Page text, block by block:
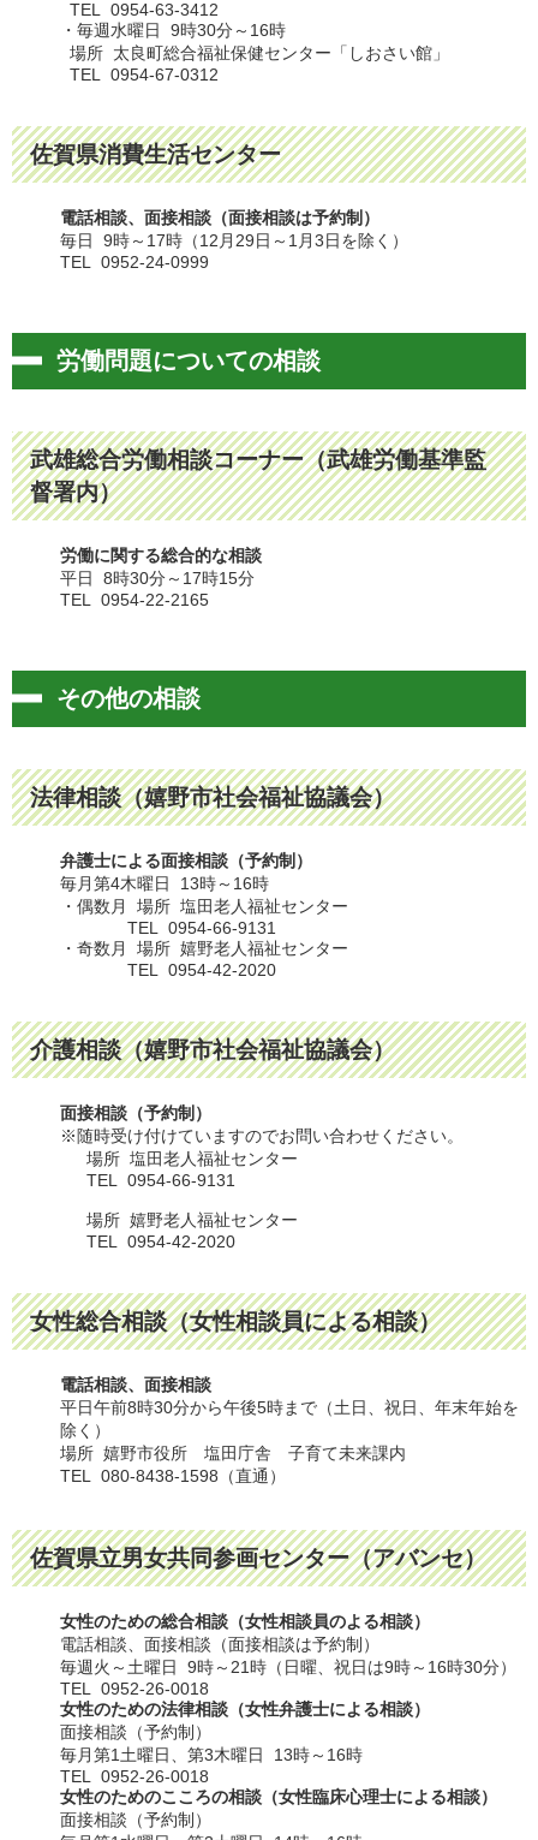
TEL 0954-63-3412
・毎週水曜日 9時30分～16時
場所 太良町総合福祉保健センター「しおさい館」
TEL 0954-67-0312
佐賀県消費生活センター
電話相談、面接相談（面接相談は予約制）
毎日 9時～17時（12月29日～1月3日を除く）
TEL 0952-24-0999
労働問題についての相談
武雄総合労働相談コーナー（武雄労働基準監
督署内）
労働に関する総合的な相談
平日 8時30分～17時15分
TEL 0954-22-2165
その他の相談
法律相談（嬉野市社会福祉協議会）
弁護士による面接相談（予約制）
毎月第4木曜日 13時～16時
・偶数月 場所 塩田老人福祉センター
TEL 0954-66-9131
・奇数月 場所 嬉野老人福祉センター
TEL 0954-42-2020
介護相談（嬉野市社会福祉協議会）
面接相談（予約制）
※随時受け付けていますのでお問い合わせください。
場所 塩田老人福祉センター
TEL 0954-66-9131
場所 嬉野老人福祉センター
TEL 0954-42-2020
女性総合相談（女性相談員による相談）
電話相談、面接相談
平日午前8時30分から午後5時まで（土日、祝日、年末年始を
除く）
場所 嬉野市役所 塩田庁舎 子育て未来課内
TEL 080-8438-1598（直通）
佐賀県立男女共同参画センター（アバンセ）
女性のための総合相談（女性相談員のよる相談）
電話相談、面接相談（面接相談は予約制）
毎週火～土曜日 9時～21時（日曜、祝日は9時～16時30分）
TEL 0952-26-0018
女性のための法律相談（女性弁護士による相談）
面接相談（予約制）
毎月第1土曜日、第3木曜日 13時～16時
TEL 0952-26-0018
女性のためのこころの相談（女性臨床心理士による相談）
面接相談（予約制）